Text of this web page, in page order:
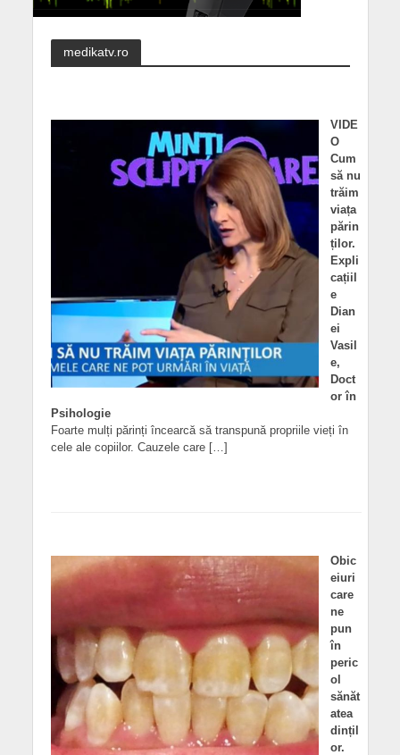
medikatv.ro
VIDE
O
Cum
să nu
trăim
viața
părin
ților.
Expli
cațiil
e
Dian
ei
Vasil
e,
Doct
or în
Psihologie
Foarte mulți părinți încearcă să transpună propriile vieți în
cele ale copiilor. Cauzele care […]
Obic
eiuri
care
ne
pun
în
peric
ol
sănăt
atea
dințil
or.